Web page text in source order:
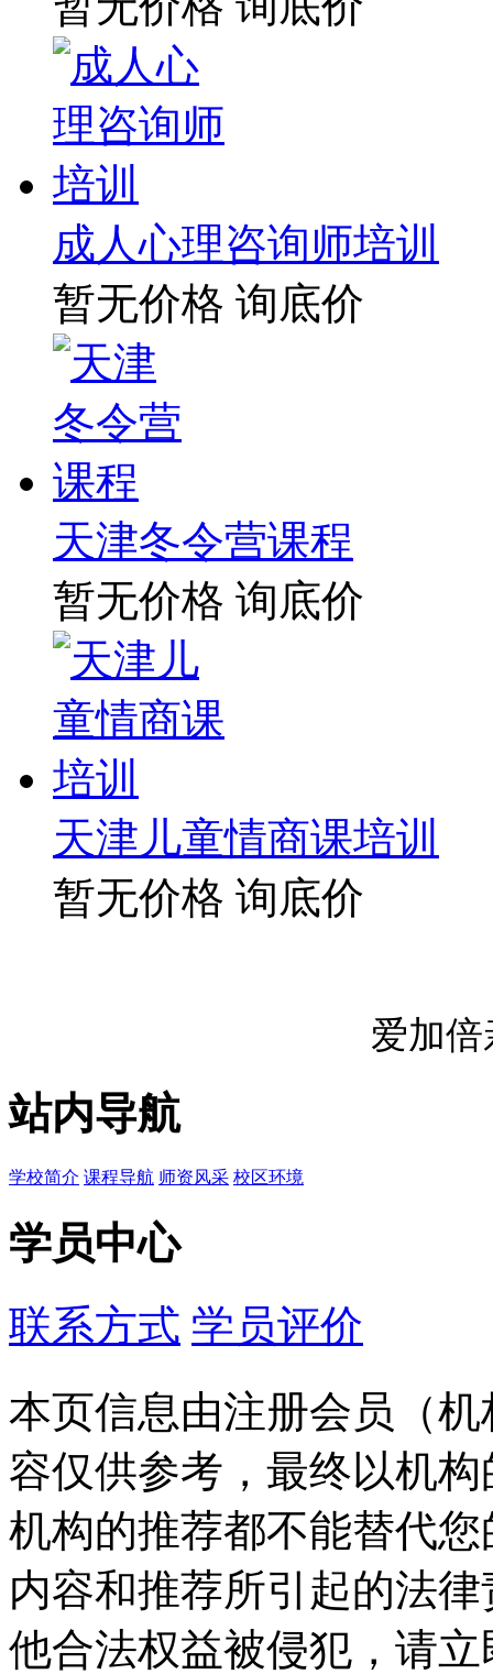
成人心理咨询师培训
暂无价格 询底价
天津冬令营课程
暂无价格 询底价
天津儿童情商课培训
暂无价格 询底价
爱加
站内导航
学校简介 课程导航 师资风采 校区环境
学员中心
联系方式 学员评价
本页信息由注册会员（
容仅供参考，最终以机
机构的推荐都不能替代
内容和推荐所引起的法
他合法权益被侵犯，请